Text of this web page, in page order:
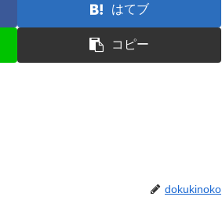
はてブ
コピー
dokukinoko